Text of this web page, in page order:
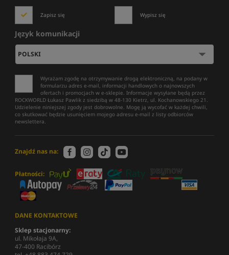
Zapisz się Wypisz się
Język komunikacji
Wyrażam zgodę na otrzymywanie drogą elektroniczną, na podany w
formularzu adres e-mail, informacji handlowych o najnowszych
ofertach i promocjach w e-sklepie. Informacje wysyłane będą przez
ROCKWORLD Łukasz Pawlik z siedzibą w 48-130 Kietrz, ul. Kochanowskiego 21.
Udzielenie niniejszej zgody jest dobrowolne. Mogę ją wycofać w każdej chwili,
co skutkować będzie usunięciem mojego adresu e-mail z listy odbiorców
newslettera.
Znajdź nas na:
Płatności:
DANE KONTAKTOWE
Sklep stacjonarny:
ul. Mikołaja 9A,
47-400 Racibórz